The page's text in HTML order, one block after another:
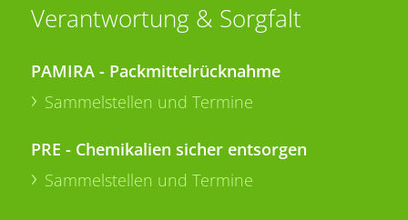
Verantwortung & Sorgfalt
PAMIRA - Packmittelrücknahme
Sammelstellen und Termine
PRE - Chemikalien sicher entsorgen
Sammelstellen und Termine